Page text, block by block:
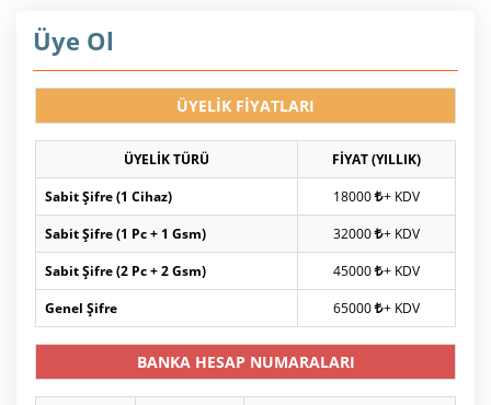
Üye Ol
ÜYELİK FİYATLARI
ÜYELİK TÜRÜ
FİYAT (YILLIK)
Sabit Şifre (1 Cihaz)
18000 + KDV
Sabit Şifre (1 Pc + 1 Gsm)
32000 + KDV
Sabit Şifre (2 Pc + 2 Gsm)
45000 + KDV
Genel Şifre
65000 + KDV
BANKA HESAP NUMARALARI